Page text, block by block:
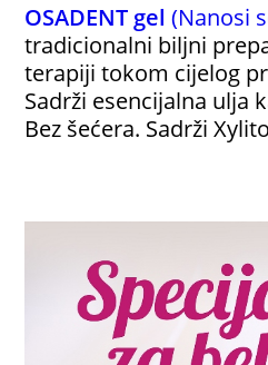
OSADENT gel(Nanosi
tradicionalni biljni
terapiji tokom cijelog
Sadrži esencijalna ulja
Bez šećera. Sadrži